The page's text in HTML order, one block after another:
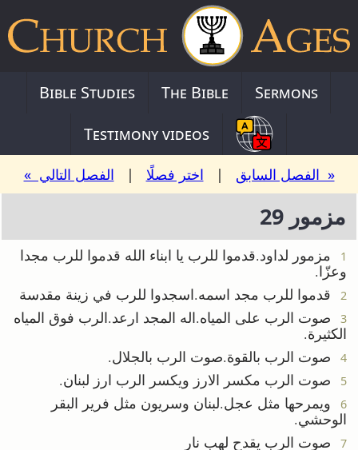
Bible Studies The Bible
Sermons
Testimony videos
« الفصل السابق | اختر فصلًا | الفصل التالي »
مزمور 29
1
مزمور لداود.قدموا للرب يا ابناء الله قدموا للرب مجدا
وعزّا.
2 قدموا للرب مجد اسمه.اسجدوا للرب في زينة مقدسة
3
صوت الرب على المياه.اله المجد ارعد.الرب فوق المياه
الكثيرة.
4 صوت الرب بالقوة.صوت الرب بالجلال.
5 صوت الرب مكسر الارز ويكسر الرب ارز لبنان.
6
ويمرحها مثل عجل.لبنان وسريون مثل فرير البقر
الوحشي.
7 صوت الرب يقدح لهب نار